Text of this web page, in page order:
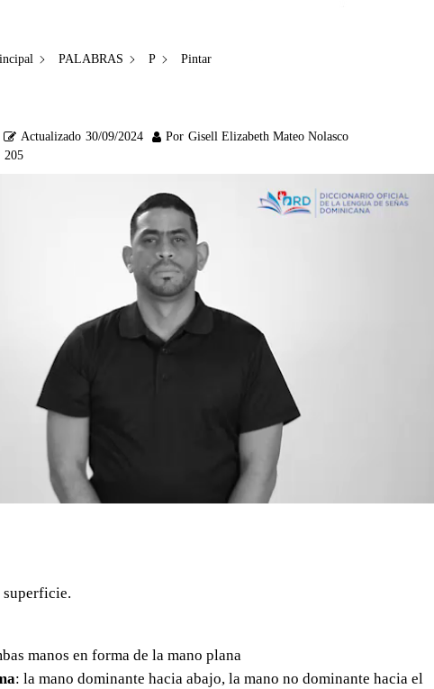
PALABRAS P Pintar
Actualizado 30/09/2024 Por Gisell Elizabeth Mateo Nolasco
205
manos en forma de la mano plana
: la mano dominante hacia abajo, la mano no dominante hacia el